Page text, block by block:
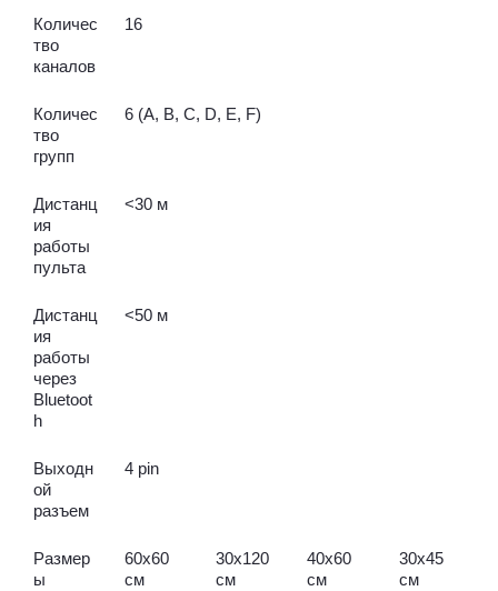
Количес
тво
каналов
16
Количес
тво
групп
6 (A, B, C, D, E, F)
Дистанц
ия
работы
пульта
<30 м
Дистанц
ия
работы
через
Bluetoot
h
<50 м
Выходн
ой
разъем
4 pin
Размер
ы
60х60
см
30х120
см
40х60
см
30х45
см